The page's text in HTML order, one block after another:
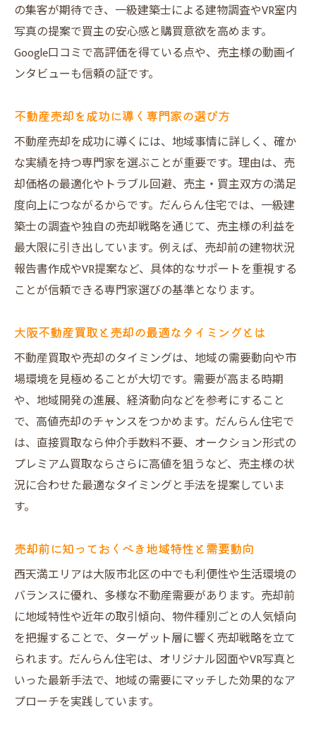
中古物件の不動産売却を有利に進めるコツ
西天満エリアで需要の高い物件の特徴とは
リフォーム提案が不動産売却成功に与える
影響
解説
だんらん住宅が提供する集客アップの手法
大阪不動産買取との比較で分かる売却の強
み
売却を検討中なら知りたい安心サポート体制
不動産売却で安心できるサポート体制の重
要性
だんらん住宅のトラブル防止策を徹底紹介
売主様・買主様双方が納得できる不動産売
却
口コミで評判のだんらん住宅サポート事例
信頼できる不動産会社選びのポイント
プレミアム仲介で集客力が倍増する仕組み
プレミアム仲介による不動産売却の集客力
向上
VR室内写真活用で買主様への訴求力がアッ
プ
他社では得られない集客効果を徹底解説
だんらん住宅ならではのプレミアム戦略紹
介
大阪不動産買取と比較した集客力の違い
建物調査付き売却が選ばれる理由を解説
一級建築士の建物状況調査で安心の不動産
の集客が期待でき、一級建築士による建物調査やVR室内
写真の提案で買主の安心感と購買意欲を高めます。
Google口コミで高評価を得ている点や、売主様の動画イ
ンタビューも信頼の証です。
不動産売却を成功に導く専門家の選び方
不動産売却を成功に導くには、地域事情に詳しく、確か
な実績を持つ専門家を選ぶことが重要です。理由は、売
却価格の最適化やトラブル回避、売主・買主双方の満足
度向上につながるからです。だんらん住宅では、一級建
築士の調査や独自の売却戦略を通じて、売主様の利益を
最大限に引き出しています。例えば、売却前の建物状況
報告書作成やVR提案など、具体的なサポートを重視する
ことが信頼できる専門家選びの基準となります。
大阪不動産買取と売却の最適なタイミングとは
不動産買取や売却のタイミングは、地域の需要動向や市
場環境を見極めることが大切です。需要が高まる時期
や、地域開発の進展、経済動向などを参考にすること
で、高値売却のチャンスをつかめます。だんらん住宅で
は、直接買取なら仲介手数料不要、オークション形式の
プレミアム買取ならさらに高値を狙うなど、売主様の状
況に合わせた最適なタイミングと手法を提案していま
す。
売却前に知っておくべき地域特性と需要動向
西天満エリアは大阪市北区の中でも利便性や生活環境の
バランスに優れ、多様な不動産需要があります。売却前
に地域特性や近年の取引傾向、物件種別ごとの人気傾向
を把握することで、ターゲット層に響く売却戦略を立て
られます。だんらん住宅は、オリジナル図面やVR写真と
いった最新手法で、地域の需要にマッチした効果的なア
プローチを実践しています。